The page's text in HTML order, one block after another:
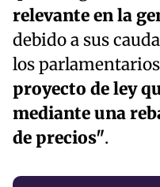
relevante en la
debido a sus
los
proyecto de ley
mediante una
de precios".